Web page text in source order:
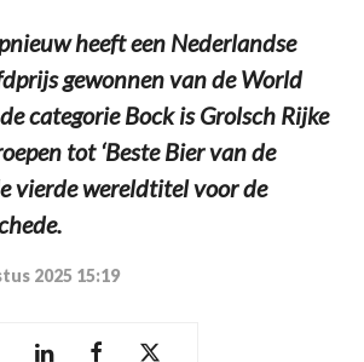
heeft een Nederlandse
gewonnen van de World
categorie Bock is Grolsch Rijke
tot ‘Beste Bier van de
vierde wereldtitel voor de
2025 15:19